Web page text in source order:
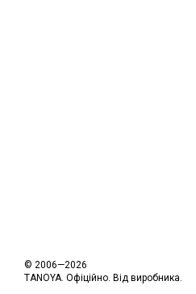
© 2006—2026
TANOYA. Офіційно. Від виробника.